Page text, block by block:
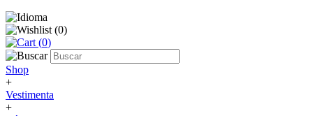
(0)
(0)
Shop
+
Vestimenta
+